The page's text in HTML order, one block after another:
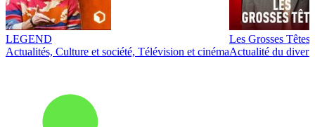
LEGEND
Actualités, Culture et société, Télévision et cinéma
Les Grosses Têtes
Actualité du